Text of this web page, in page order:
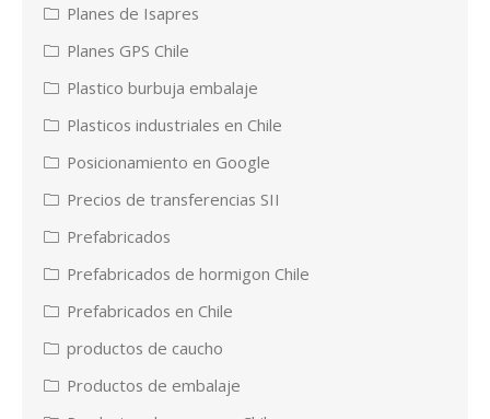
Planes de Isapres
Planes GPS Chile
Plastico burbuja embalaje
Plasticos industriales en Chile
Posicionamiento en Google
Precios de transferencias SII
Prefabricados
Prefabricados de hormigon Chile
Prefabricados en Chile
productos de caucho
Productos de embalaje